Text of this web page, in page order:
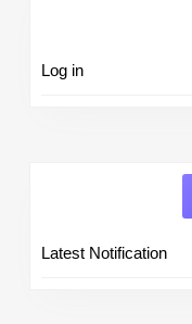
Log in
Latest Notification